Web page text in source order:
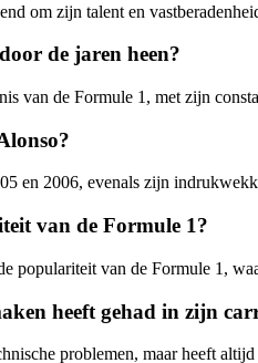
om zijn talent en
de jaren heen?
van de Formule 1, met zijn
en 2006, evenals zijn
van de Formule 1?
populariteit van de Formule 1,
heeft gehad in zijn
problemen, maar heeft